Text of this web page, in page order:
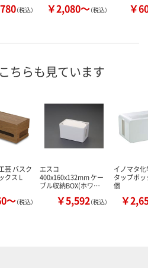
（税込） ￥2,080～（税込） ￥
ちらも見ています
芸 バスク
クス L
～（税込）
エスコ
400x160x132mm ケー
ブル収納BOX(ホワ…
￥5,592（税込）
イノマタ
タップボッ
個
￥